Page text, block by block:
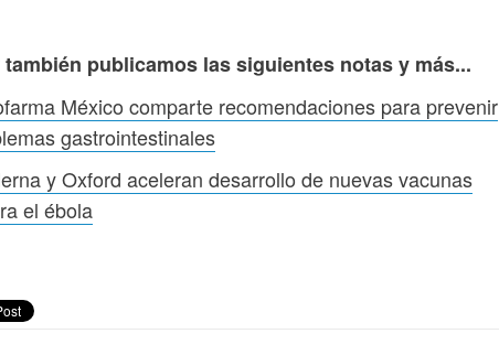
también publicamos las siguientes notas y más...
México comparte recomendaciones para prevenir
gastrointestinales
y Oxford aceleran desarrollo de nuevas vacunas
el ébola